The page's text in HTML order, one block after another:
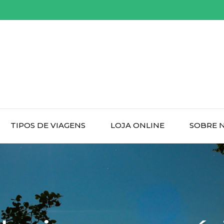
TIPOS DE VIAGENS LOJA ONLINE SOBRE